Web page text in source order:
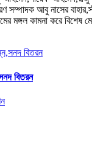
সম্পাদক আবু নাসের
মঙ্গল কামনা করে বিশেষ
বিতরন